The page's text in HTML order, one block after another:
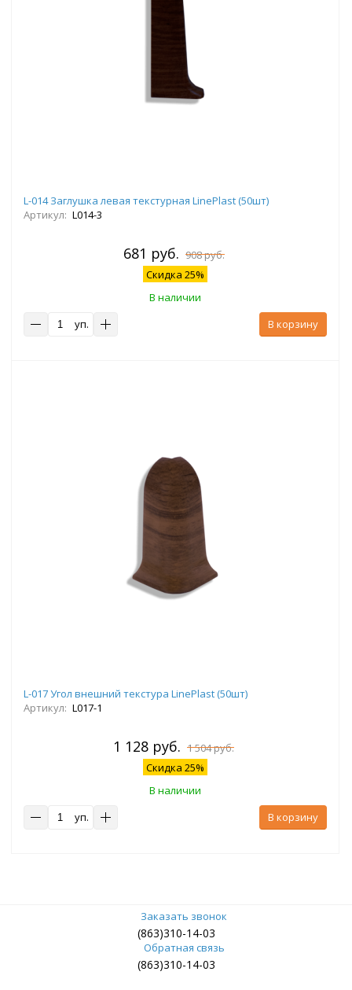
L-014 Заглушка левая текстурная LinePlast (50шт)
Артикул: L014-3
681 руб. 908 руб.
Скидка 25%
В наличии
уп.
В корзину
L-017 Угол внешний текстура LinePlast (50шт)
Артикул: L017-1
1 128 руб. 1 504 руб.
Скидка 25%
В наличии
уп.
В корзину
Заказать звонок
(863)310-14-03
Обратная связь
(863)310-14-03